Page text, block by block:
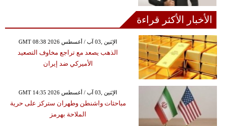
الأخبار الأكثر قراءة
GMT 08:38 2026 الإثنين ,03 آب / أغسطس
الذهب يصعد مع تراجع مخاوف التصعيد
الأميركي ضد إيران
GMT 14:35 2026 الإثنين ,03 آب / أغسطس
مباحثات واشنطن وطهران ستركز على حرية
الملاحة بهرمز